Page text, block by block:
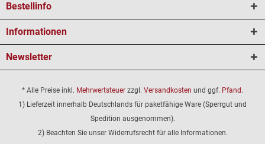
Bestellinfo
Informationen
Newsletter
* Alle Preise inkl. Mehrwertsteuer zzgl. Versandkosten und ggf. Pfand.
1) Lieferzeit innerhalb Deutschlands für paketfähige Ware (Sperrgut und
Spedition ausgenommen).
2) Beachten Sie unser Widerrufsrecht für alle Informationen.